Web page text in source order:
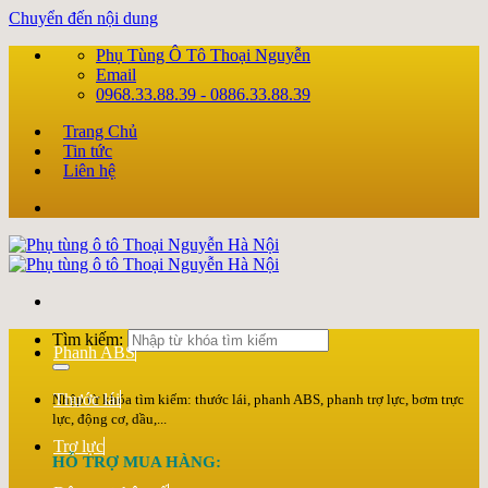
Chuyển đến nội dung
Phụ Tùng Ô Tô Thoại Nguyễn
Email
0968.33.88.39 - 0886.33.88.39
Trang Chủ
Tin tức
Liên hệ
Tìm kiếm:
Nhập từ khóa tìm kiếm: thước lái, phanh ABS, phanh trợ lực, bơm trực
lực, động cơ, dầu,...
HỖ TRỢ MUA HÀNG:
Phanh ABS
Thước lái
Trợ lực